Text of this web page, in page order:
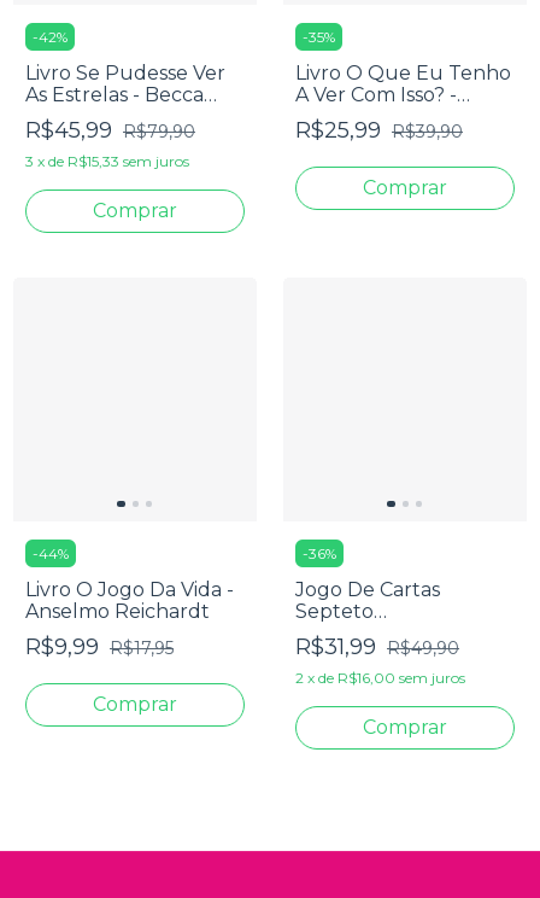
-42%
Livro Se Pudesse Ver
As Estrelas - Becca
Mackenzie
R$45,99 R$79,90
3 x de R$15,33 sem juros
-35%
Livro O Que Eu Tenho
A Ver Com Isso? -
Juliano De Castro
R$25,99 R$39,90
-44%
Livro O Jogo Da Vida -
Anselmo Reichardt
R$9,99 R$17,95
-36%
Jogo De Cartas
Septeto
Desbravadores +
Livreto
R$31,99 R$49,90
2 x de R$16,00 sem juros